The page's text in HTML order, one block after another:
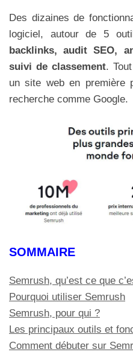
Des dizaines de
logiciel, autour de 5
backlinks, audit SEO,
suivi de classement.
un site web en première
recherche comme Google.
SOMMAIRE
Semrush, qu’est ce que
Pourquoi utiliser Semrush
Semrush, pour qui ?
Les principaux outils et
Comment débuter sur